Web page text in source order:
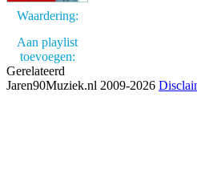
Waardering:
Aan playlist
toevoegen:
Gerelateerd
Jaren90Muziek.nl 2009-2026